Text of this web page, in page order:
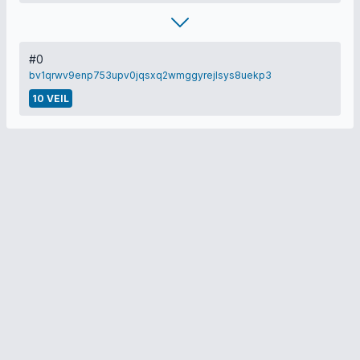
#0
bv1qrwv9enp753upv0jqsxq2wmggyrejlsys8uekp3
10 VEIL